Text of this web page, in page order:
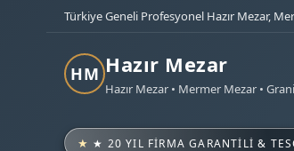
Türkiye Geneli Profesyonel Hazır Mezar,
HM Hazır Mezar
Hazır Mezar • Mermer Mezar •
★ 20 YIL FIRMA GARANTILI &